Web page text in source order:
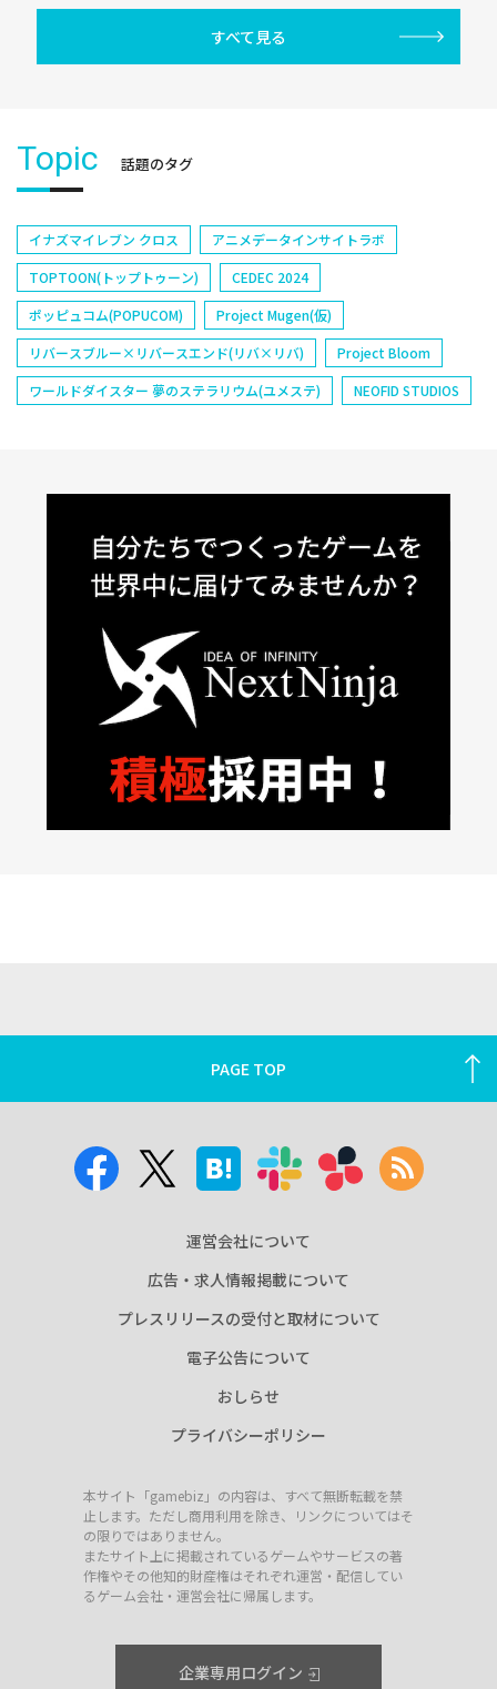
すべて見る
Topic 話題のタグ
イナズマイレブン クロス
アニメデータインサイトラボ
TOPTOON(トップトゥーン)
CEDEC 2024
ポッピュコム(POPUCOM)
Project Mugen(仮)
リバースブルー×リバースエンド(リバ×リバ)
Project Bloom
ワールドダイスター 夢のステラリウム(ユメステ)
NEOFID STUDIOS
PAGE TOP
運営会社について
広告・求人情報掲載について
プレスリリースの受付と取材について
電子公告について
おしらせ
プライバシーポリシー
本サイト「gamebiz」の内容は、すべて無断転載を禁
止します。ただし商用利用を除き、リンクについてはそ
の限りではありません。
またサイト上に掲載されているゲームやサービスの著
作権やその他知的財産権はそれぞれ運営・配信してい
るゲーム会社・運営会社に帰属します。
企業専用ログイン